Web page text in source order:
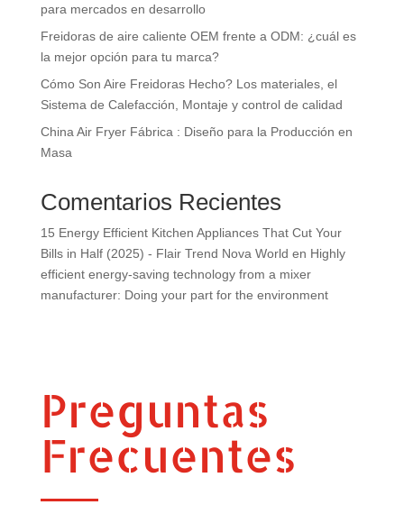
para mercados en desarrollo
Freidoras de aire caliente OEM frente a ODM: ¿cuál es
la mejor opción para tu marca?
Cómo Son Aire Freidoras Hecho? Los materiales, el
Sistema de Calefacción, Montaje y control de calidad
China Air Fryer Fábrica : Diseño para la Producción en
Masa
Comentarios Recientes
15 Energy Efficient Kitchen Appliances That Cut Your
Bills in Half (2025) - Flair Trend Nova World en Highly
efficient energy-saving technology from a mixer
manufacturer: Doing your part for the environment
Preguntas
Frecuentes